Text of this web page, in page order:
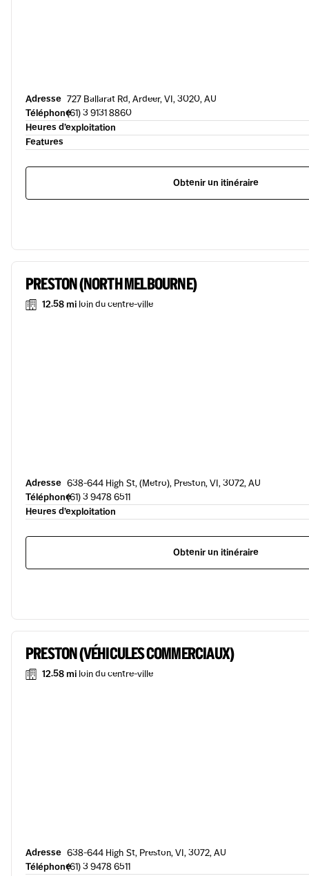
Adresse 727 Ballarat Rd, Ardeer, VI, 3020, AU
Téléphone(61) 3 9131 8860
Heures d’exploitation
Features
Obtenir un itinéraire
PRESTON (NORTH MELBOURNE)
12.58 mi loin du centre-ville
Adresse 638-644 High St, (Metro), Preston, VI, 3072, AU
Téléphone(61) 3 9478 6511
Heures d’exploitation
Obtenir un itinéraire
PRESTON (VÉHICULES COMMERCIAUX)
12.58 mi loin du centre-ville
Adresse 638-644 High St, Preston, VI, 3072, AU
Téléphone(61) 3 9478 6511